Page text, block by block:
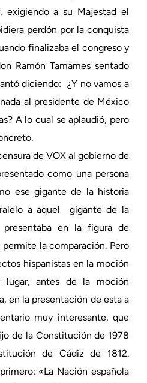
exigiendo a su Majestad el
perdón por la conquista
finalizaba el congreso y
Ramón Tamames sentado
diciendo: ¿Y no vamos a
al presidente de México
A lo cual se aplaudió, pero
de VOX al gobierno de
como una persona
ese gigante de la historia
a aquel gigante de la
en la figura de
la comparación. Pero
hispanistas en la moción
lugar, antes de la moción
en la presentación de esta a
muy interesante, que
de la Constitución de 1978
de Cádiz de 1812.
«La Nación española